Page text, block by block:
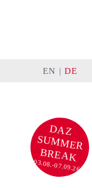
EN DE
DAZ
SU
M
M
ER
BREA
K
03.08.-07.09.26